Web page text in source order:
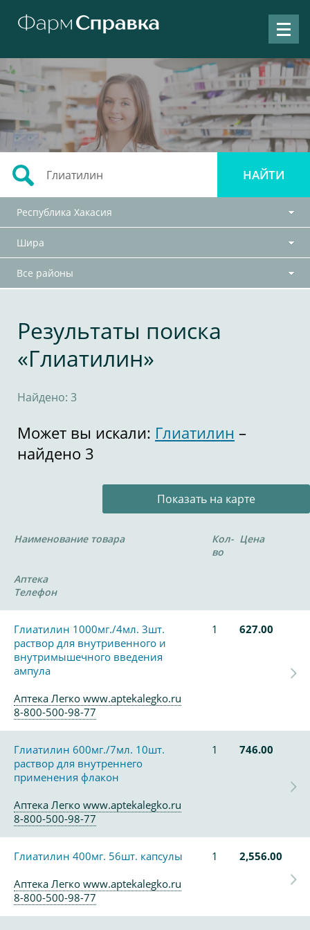
Республика Хакасия
Шира
Все районы
Результаты поиска
«Глиатилин»
Найдено: 3
Может вы искали: Глиатилин –
найдено 3
Показать на карте
Наименование товара
Кол-
во
Цена
Аптека
Телефон
Глиатилин 1000мг./4мл. 3шт.
раствор для внутривенного и
внутримышечного введения
ампула
1 627.00
Аптека Легко www.aptekalegko.ru
8-800-500-98-77
Глиатилин 600мг./7мл. 10шт.
раствор для внутреннего
применения флакон
1 746.00
Аптека Легко www.aptekalegko.ru
8-800-500-98-77
Глиатилин 400мг. 56шт. капсулы 1
2,556.00
Аптека Легко www.aptekalegko.ru
8-800-500-98-77